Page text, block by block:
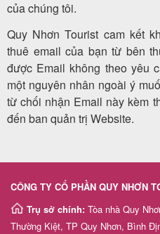
của chúng tôi.
Quy Nhơn Tourist cam kết
thuê email của bạn từ bên
được Email không theo yêu
một nguyên nhân ngoài ý
từ chối nhận Email này kèm
đến ban quản trị Website.
CÔNG TY CỔ PHẦN QUY NHƠN
Trụ sở chính: Tòa nhà Quy
Thường Kiệt, TP Quy Nhơn, Bình